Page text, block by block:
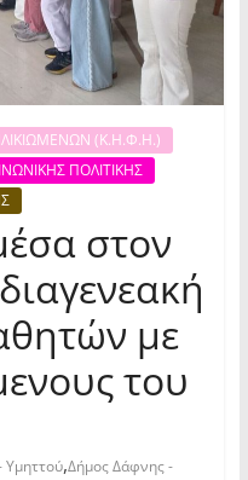
(Κ.Η.Φ.Η.)
ΠΟΛΙΤΙΚΗΣ
στον
με
του
,Δήμος Δάφνης -